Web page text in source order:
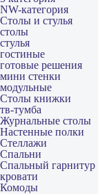
NW-категория
Столы и стулья
столы
стулья
гостиные
готовые решения
мини стенки
модульные
Столы книжки
тв-тумба
Журнальные столы
Настенные полки
Стеллажи
Спальни
Спальный гарнитур
кровати
Комоды